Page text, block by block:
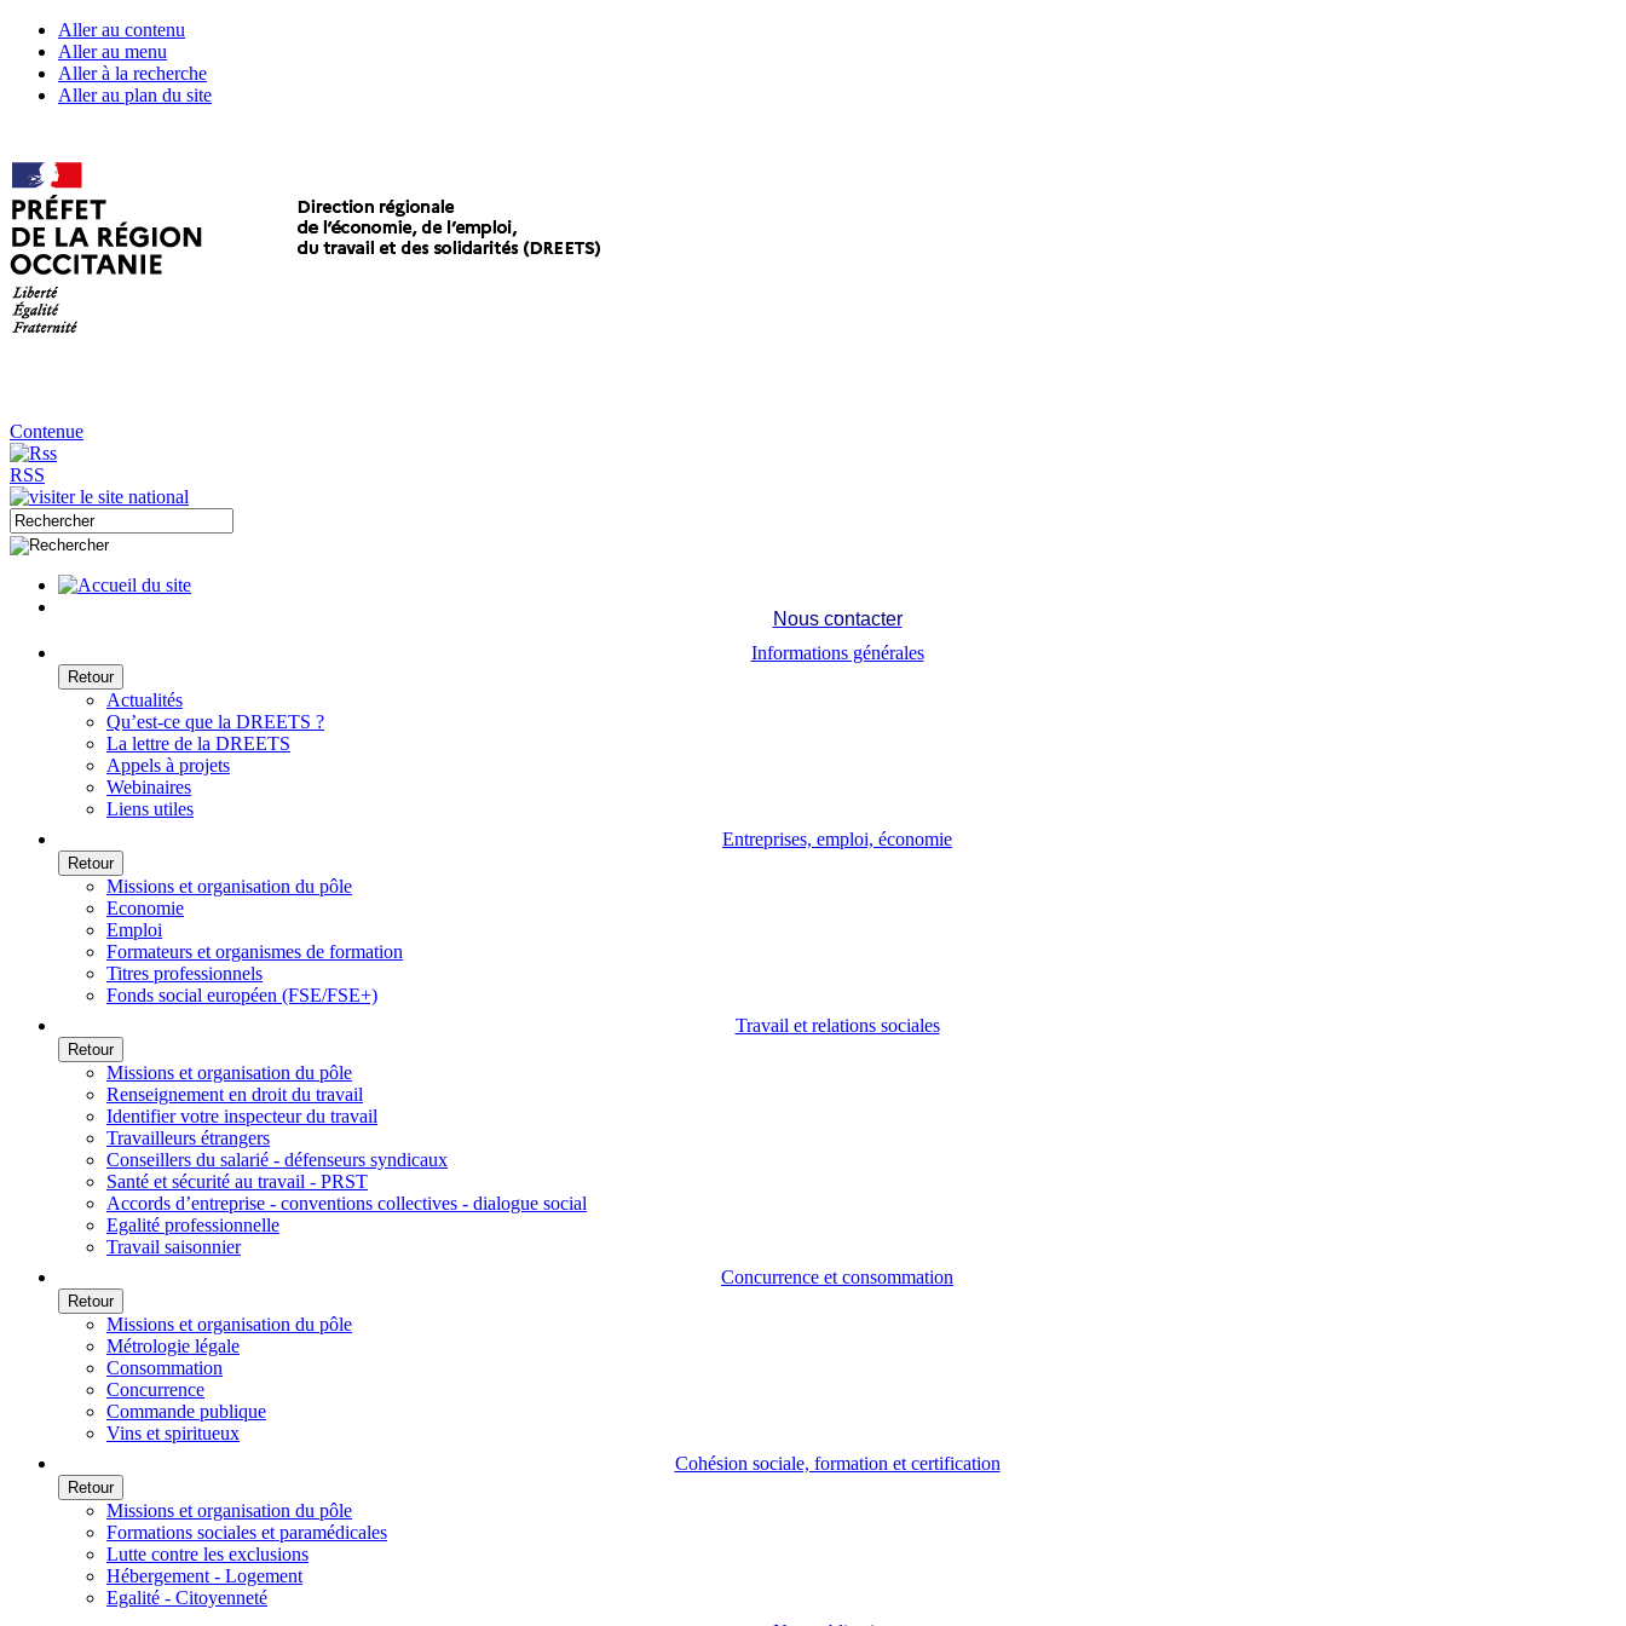
Aller au contenu
Aller au menu
Aller à la recherche
Aller au plan du site
Contenue
RSS
Nous contacter
Informations générales
Retour
Actualités
Qu’est-ce que la DREETS ?
La lettre de la DREETS
Appels à projets
Webinaires
Liens utiles
Entreprises, emploi, économie
Retour
Missions et organisation du pôle
Economie
Emploi
Formateurs et organismes de formation
Titres professionnels
Fonds social européen (FSE/FSE+)
Travail et relations sociales
Retour
Missions et organisation du pôle
Renseignement en droit du travail
Identifier votre inspecteur du travail
Travailleurs étrangers
Conseillers du salarié - défenseurs syndicaux
Santé et sécurité au travail - PRST
Accords d’entreprise - conventions collectives - dialogue social
Egalité professionnelle
Travail saisonnier
Concurrence et consommation
Retour
Missions et organisation du pôle
Métrologie légale
Consommation
Concurrence
Commande publique
Vins et spiritueux
Cohésion sociale, formation et certification
Retour
Missions et organisation du pôle
Formations sociales et paramédicales
Lutte contre les exclusions
Hébergement - Logement
Egalité - Citoyenneté